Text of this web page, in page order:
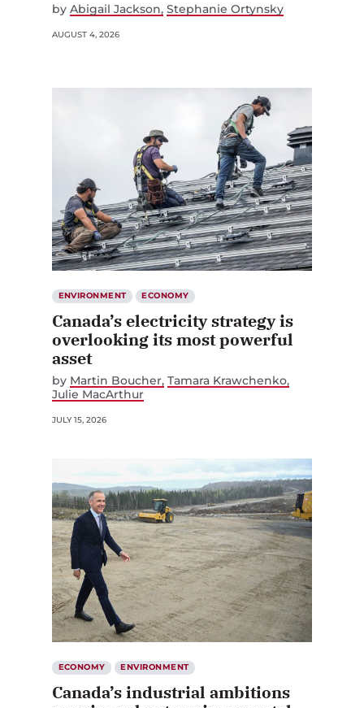
by Abigail Jackson Stephanie Ortynsky
AUGUST 4, 2026
ENVIRONMENT ECONOMY
Canada’s electricity strategy is
overlooking its most powerful
asset
by Martin Boucher Tamara Krawchenko
Julie MacArthur
JULY 15, 2026
ECONOMY ENVIRONMENT
Canada’s industrial ambitions